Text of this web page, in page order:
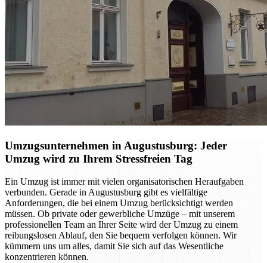
Umzugsunternehmen in Augustusburg: Jeder
Umzug wird zu Ihrem Stressfreien Tag
Ein Umzug ist immer mit vielen organisatorischen Heraufgaben
verbunden. Gerade in Augustusburg gibt es vielfältige
Anforderungen, die bei einem Umzug berücksichtigt werden
müssen. Ob private oder gewerbliche Umzüge – mit unserem
professionellen Team an Ihrer Seite wird der Umzug zu einem
reibungslosen Ablauf, den Sie bequem verfolgen können. Wir
kümmern uns um alles, damit Sie sich auf das Wesentliche
konzentrieren können.